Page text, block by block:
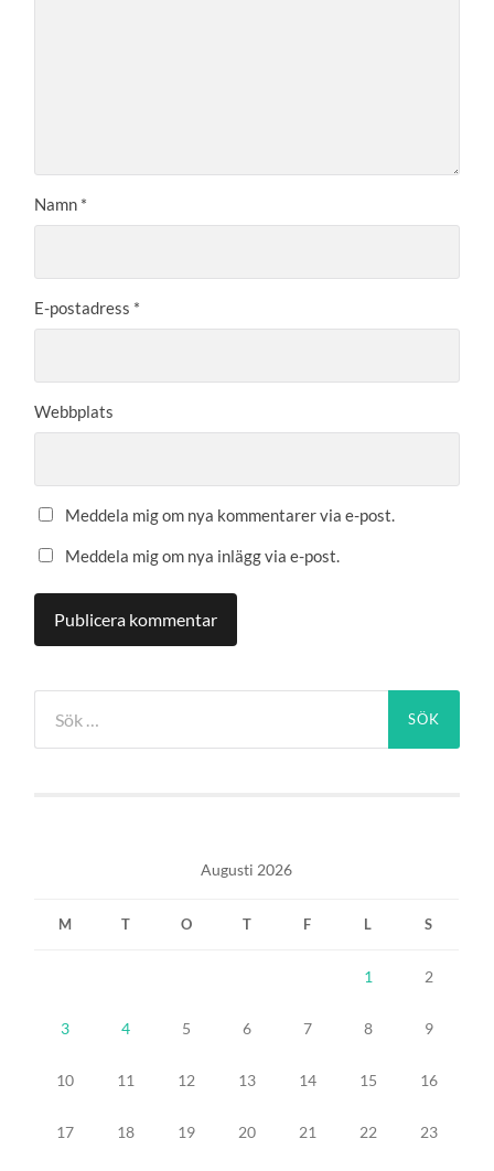
Namn *
E-postadress *
Webbplats
Meddela mig om nya kommentarer via e-post.
Meddela mig om nya inlägg via e-post.
efter:
Augusti 2026
M T O T F L S
1 2
3 4 5 6 7 8 9
10 11 12 13 14 15 16
17 18 19 20 21 22 23